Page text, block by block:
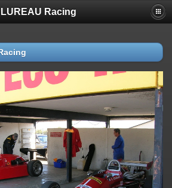
LUREAU Racing